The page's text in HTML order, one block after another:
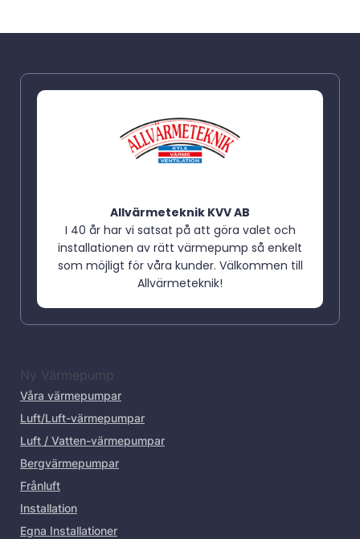
Allvärmeteknik KVV AB
I 40 år har vi satsat på att göra valet och
installationen av rätt värmepump så enkelt
som möjligt för våra kunder. Välkommen till
Allvärmeteknik!
Ny Värmepump
Våra värmepumpar
Luft/Luft-värmepumpar
Luft / Vatten-värmepumpar
Bergvärmepumpar
Frånluft
Installation
Egna Installationer